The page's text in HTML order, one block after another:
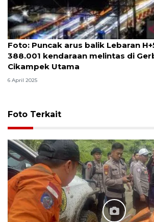
Foto
Foto: Puncak arus balik Lebaran
388.001 kendaraan melintas di
Cikampek Utama
6 April 2025
Foto Terkait